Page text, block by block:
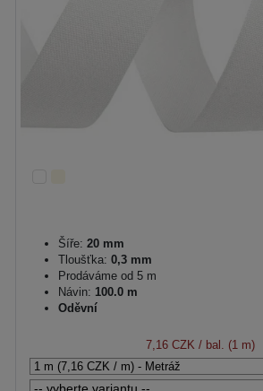
Šíře: 20 mm
Tloušťka: 0,3 mm
Prodáváme od 5 m
Návin: 100.0 m
Oděvní
7,16 CZK / bal. (1 m)